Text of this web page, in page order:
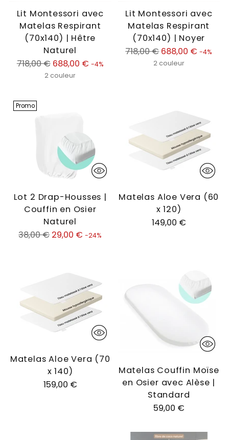
Lit Montessori avec
Matelas Respirant
(70x140) | Hêtre
Naturel
Prix
normal
718,00 € 688,00 € -4%
2 couleur
Lit Montessori avec
Matelas Respirant
(70x140) | Noyer
Prix
normal
718,00 € 688,00 € -4%
2 couleur
Promo
Lot 2 Drap-Housses |
Couffin en Osier
Naturel
Prix
38,00 € 29,00 € -24%
Matelas Aloe Vera (60
x 120)
149,00 €
Matelas Aloe Vera (70
x 140)
159,00 €
Matelas Couffin Moïse
en Osier avec Alèse |
Standard
59,00 €